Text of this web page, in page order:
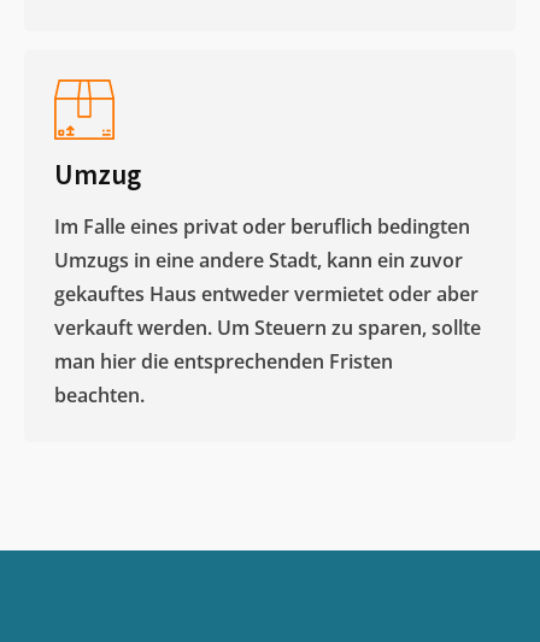
Umzug
Im Falle eines privat oder beruflich bedingten
Umzugs in eine andere Stadt, kann ein zuvor
gekauftes Haus entweder vermietet oder aber
verkauft werden. Um Steuern zu sparen, sollte
man hier die entsprechenden Fristen
beachten.